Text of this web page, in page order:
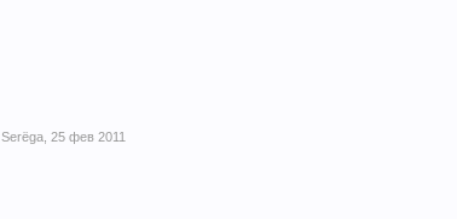
Serёga 25 фев 2011